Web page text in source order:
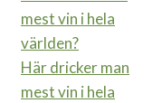
Här dricker man
mest vin i hela